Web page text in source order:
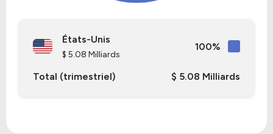
États-Unis
$ 5.08 Milliards
100%
Total (trimestriel) $ 5.08 Milliards